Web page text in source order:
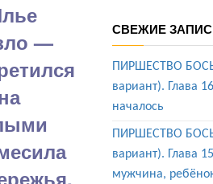
—
СВЕЖИЕ
ПИРШЕСТВО
вариант). Глава
началось
ПИРШЕСТВО
вариант). Глава
мужчина,